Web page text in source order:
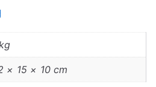
× 15 × 10 cm